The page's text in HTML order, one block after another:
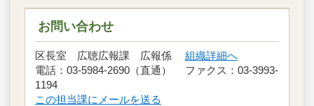
お問い合わせ
区長室 広聴広報課 広報係 組織詳細へ
電話：03-5984-2690（直通） ファクス：03-3993-
1194
この担当課にメールを送る